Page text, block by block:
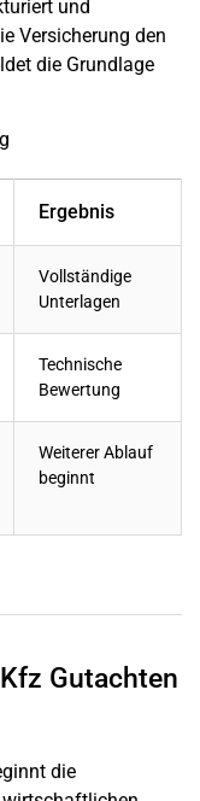
und
Versicherung den
die Grundlage
Ergebnis
Vollständige
Unterlagen
Technische
Bewertung
Weiterer Ablauf
beginnt
Gutachten
die